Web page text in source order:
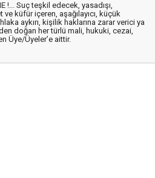
!... Suç teşkil edecek, yasadışı,
küfür içeren, aşağılayıcı, küçük
aykırı, kişilik haklarına zarar verici ya
doğan her türlü mali, hukuki, cezai,
Üye/Üyeler’e aittir.